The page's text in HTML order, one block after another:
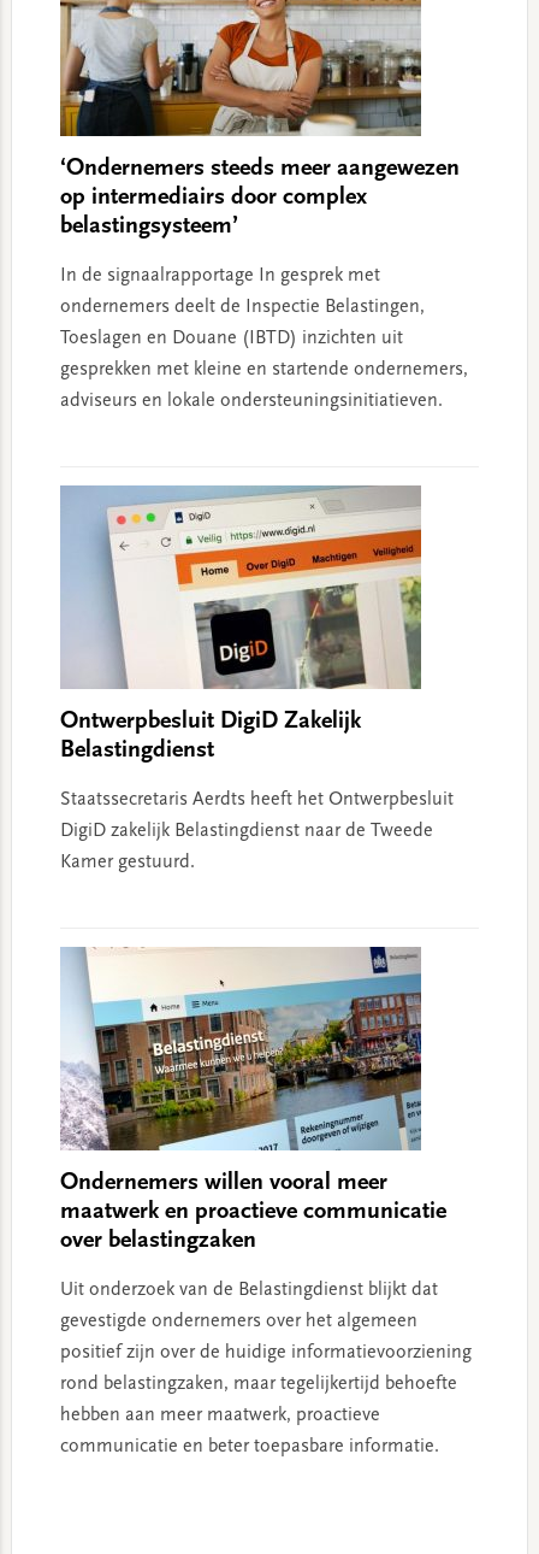
‘Ondernemers steeds meer aangewezen
op intermediairs door complex
belastingsysteem’
In de signaalrapportage In gesprek met
ondernemers deelt de Inspectie Belastingen,
Toeslagen en Douane (IBTD) inzichten uit
gesprekken met kleine en startende ondernemers,
adviseurs en lokale ondersteuningsinitiatieven.
Ontwerpbesluit DigiD Zakelijk
Belastingdienst
Staatssecretaris Aerdts heeft het Ontwerpbesluit
DigiD zakelijk Belastingdienst naar de Tweede
Kamer gestuurd.
Ondernemers willen vooral meer
maatwerk en proactieve communicatie
over belastingzaken
Uit onderzoek van de Belastingdienst blijkt dat
gevestigde ondernemers over het algemeen
positief zijn over de huidige informatievoorziening
rond belastingzaken, maar tegelijkertijd behoefte
hebben aan meer maatwerk, proactieve
communicatie en beter toepasbare informatie.